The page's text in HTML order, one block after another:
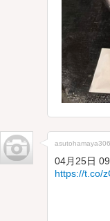
asutohamaya306
04月25日
https://t.co/